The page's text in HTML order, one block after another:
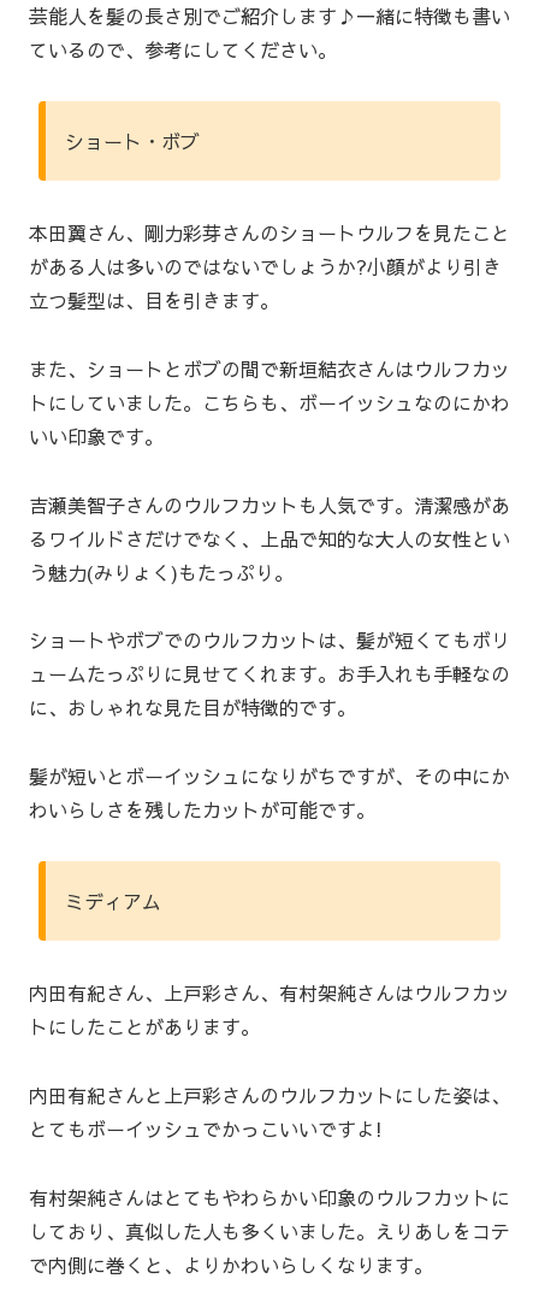
芸能人を髪の長さ別でご紹介します♪一緒に特徴も書い
ているので、参考にしてください。
ショート・ボブ
本田翼さん、剛力彩芽さんのショートウルフを見たこと
がある人は多いのではないでしょうか?小顔がより引き
立つ髪型は、目を引きます。
また、ショートとボブの間で新垣結衣さんはウルフカッ
トにしていました。こちらも、ボーイッシュなのにかわ
いい印象です。
吉瀬美智子さんのウルフカットも人気です。清潔感があ
るワイルドさだけでなく、上品で知的な大人の女性とい
う魅力(みりょく)もたっぷり。
ショートやボブでのウルフカットは、髪が短くてもボリ
ュームたっぷりに見せてくれます。お手入れも手軽なの
に、おしゃれな見た目が特徴的です。
髪が短いとボーイッシュになりがちですが、その中にか
わいらしさを残したカットが可能です。
ミディアム
内田有紀さん、上戸彩さん、有村架純さんはウルフカッ
トにしたことがあります。
内田有紀さんと上戸彩さんのウルフカットにした姿は、
とてもボーイッシュでかっこいいですよ!
有村架純さんはとてもやわらかい印象のウルフカットに
しており、真似した人も多くいました。えりあしをコテ
で内側に巻くと、よりかわいらしくなります。